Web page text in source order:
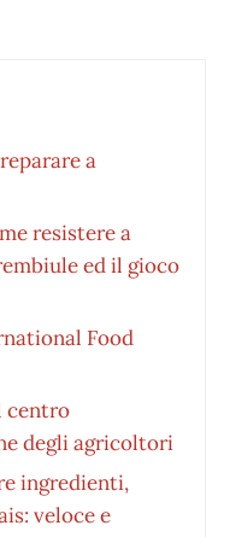
a
resistere a
ed il gioco
Food
centro
degli agricoltori
ingredienti,
veloce e